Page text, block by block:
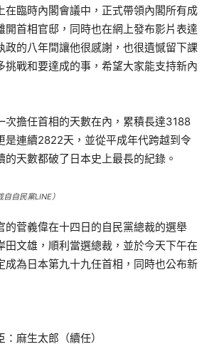
臨時內閣會議中，正式帶領內閣所有成
開首相官邸，同時也在網上發布影片表達
政的八年間讓他很感謝，也很遺憾留下課
挑戰和要達成的事，希望大家能支持新內
擔任首相的天數在內，累積長達3188
是連續2822天，並從平成年代跨越到令
的天數都破了日本史上最長的紀錄。
自民黨LINE）
菅義偉在十四日的自民黨總裁的選舉
田文雄，順利當選總裁，並於今天下午在
成為日本第九十九任首相，同時也公布新
麻生太郎（續任）